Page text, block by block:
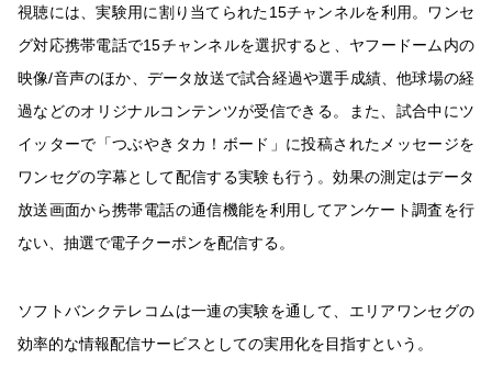
視聴には、実験用に割り当てられた15チャンネルを利用。ワンセ
グ対応携帯電話で15チャンネルを選択すると、ヤフードーム内の
映像/音声のほか、データ放送で試合経過や選手成績、他球場の経
過などのオリジナルコンテンツが受信できる。また、試合中にツ
イッターで「つぶやきタカ！ボード」に投稿されたメッセージを
ワンセグの字幕として配信する実験も行う。効果の測定はデータ
放送画面から携帯電話の通信機能を利用してアンケート調査を行
ない、抽選で電子クーポンを配信する。
ソフトバンクテレコムは一連の実験を通して、エリアワンセグの
効率的な情報配信サービスとしての実用化を目指すという。